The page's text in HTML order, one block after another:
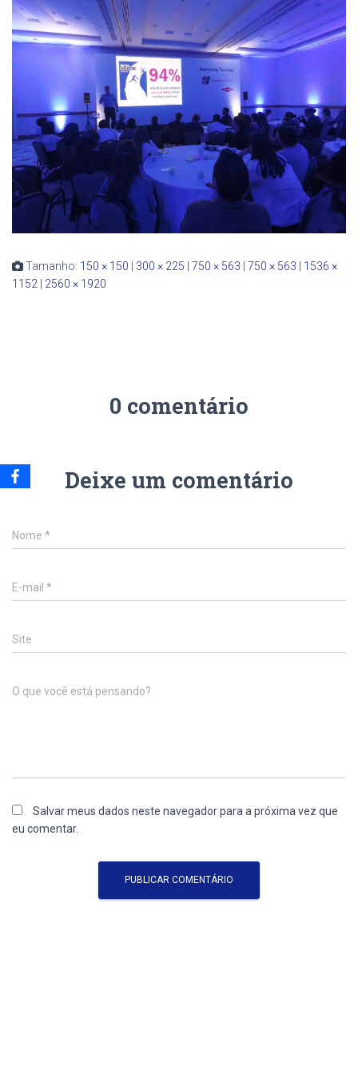
Tamanho: 150 × 150 | 300 × 225 | 750 × 563 | 750 × 563 | 1536 ×
1152 | 2560 × 1920
0 comentário
Deixe um comentário
Nome *
E-mail *
Site
O que você está pensando?
Salvar meus dados neste navegador para a próxima vez que
eu comentar.